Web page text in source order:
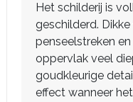
Het schilderij is
geschilderd.
penseelstreken
oppervlak veel
goudkleurige
effect wanneer